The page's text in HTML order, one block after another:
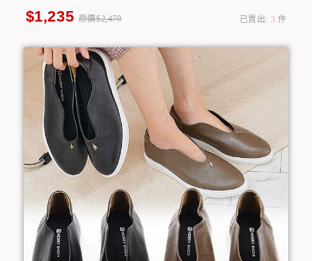
$1,235 原價$2,470 已賣出: 3 件